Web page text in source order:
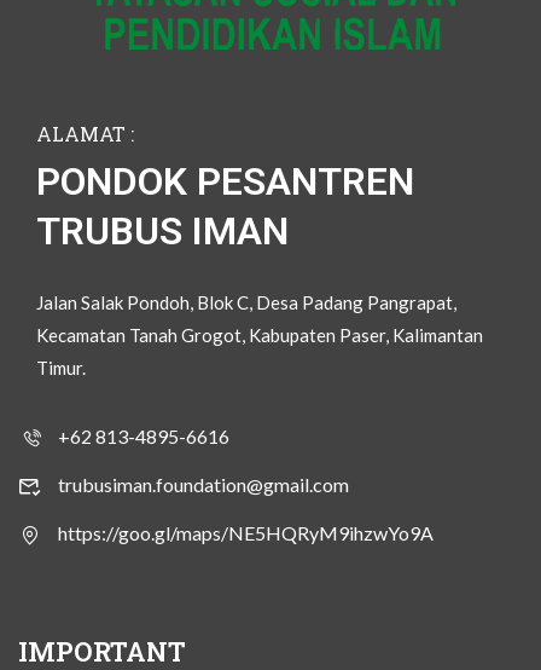
ALAMAT :
PONDOK PESANTREN
TRUBUS IMAN
Jalan Salak Pondoh, Blok C, Desa Padang Pangrapat,
Kecamatan Tanah Grogot, Kabupaten Paser, Kalimantan
Timur.
+62 813-4895-6616
trubusiman.foundation@gmail.com
https://goo.gl/maps/NE5HQRyM9ihzwYo9A
IMPORTANT